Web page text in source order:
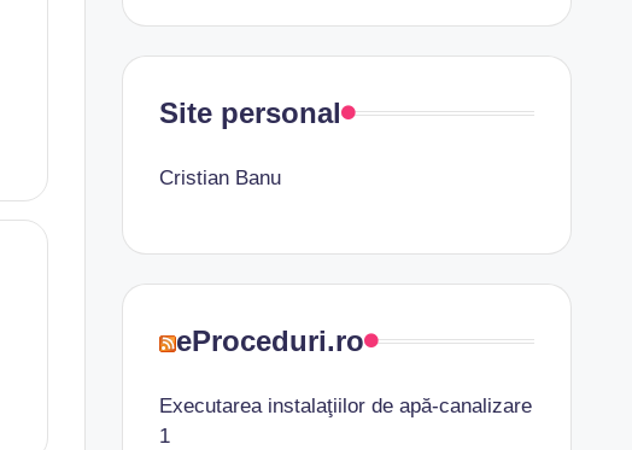
Site personal
Cristian Banu
eProceduri.ro
Executarea instalaţiilor de apă-canalizare
1